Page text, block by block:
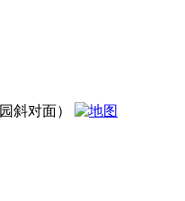
斜对面）